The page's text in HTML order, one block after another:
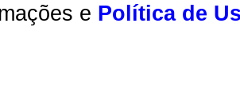
e Política de